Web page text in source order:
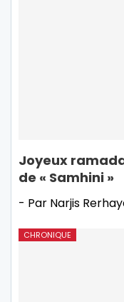
Joyeux
de « Samhini »
- Par Narjis
CHRONIQUE